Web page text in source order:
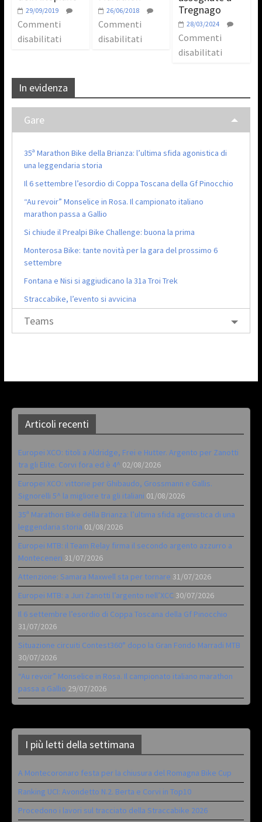
29/09/2019
Commenti
disabilitati
26/06/2018
Commenti
disabilitati
Tregnago
28/03/2024
Commenti
disabilitati
In evidenza
Gare
35ª Marathon Bike della Brianza: l’ultima sfida agonistica di
una leggendaria storia
Il 6 settembre l’esordio di Coppa Toscana della Gf Pinocchio
“Au revoir” Monselice in Rosa. Il campionato italiano
marathon passa a Gallio
Si chiude il Prealpi Bike Challenge: buona la prima
Monterosa Bike: tante novità per la gara del prossimo 6
settembre
Fontana e Nisi si aggiudicano la 31a Troi Trek
Straccabike, l’evento si avvicina
Teams
Articoli recenti
Europei XCO: titoli a Aldridge, Frei e Hutter. Argento per Zanotti
tra gli Elite. Corvi fora ed è 4^ 02/08/2026
Europei XCO: vittorie per Ghibaudo, Grossmann e Gallis.
Signorelli 5^ la migliore tra gli italiani 01/08/2026
35ª Marathon Bike della Brianza: l’ultima sfida agonistica di una
leggendaria storia 01/08/2026
Europei MTB: il Team Relay firma il secondo argento azzurro a
Monteceneri 31/07/2026
Attenzione: Samara Maxwell sta per tornare 31/07/2026
Europei MTB: a Juri Zanotti l’argento nell’XCC 30/07/2026
Il 6 settembre l’esordio di Coppa Toscana della Gf Pinocchio
31/07/2026
Situazione circuiti Contest360° dopo la Gran Fondo Marradi MTB
30/07/2026
“Au revoir” Monselice in Rosa. Il campionato italiano marathon
passa a Gallio 29/07/2026
I più letti della settimana
A Montecoronaro festa per la chiusura del Romagna Bike Cup
Ranking UCI: Avondetto N.2. Berta e Corvi in Top10
Procedono i lavori sul tracciato della Straccabike 2026